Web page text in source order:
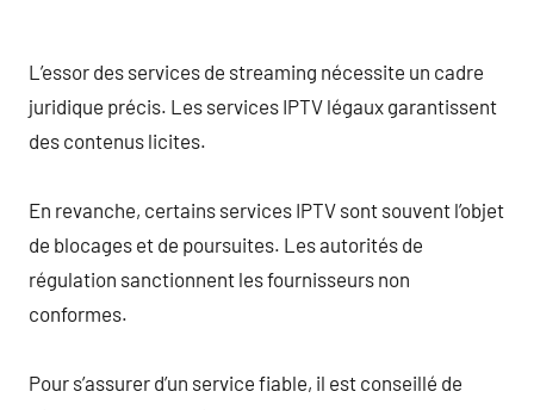
L’essor des services de streaming nécessite un cadre
juridique précis. Les services IPTV légaux garantissent
des contenus licites.
En revanche, certains services IPTV sont souvent l’objet
de blocages et de poursuites. Les autorités de
régulation sanctionnent les fournisseurs non
conformes.
Pour s’assurer d’un service fiable, il est conseillé de